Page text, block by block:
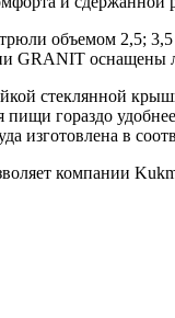
объемом 2,5;
GRANIT оснащены
стеклянной
пищи гораздо
изготовлена в
компании